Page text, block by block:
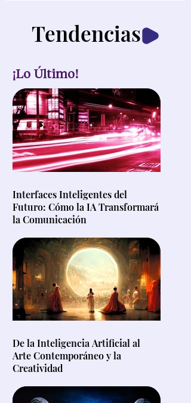
Tendencias
¡Lo Último!
Interfaces Inteligentes del
Futuro: Cómo la IA Transformará
la Comunicación
De la Inteligencia Artificial al
Arte Contemporáneo y la
Creatividad